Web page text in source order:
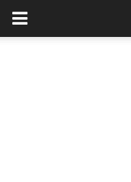
MaleMEN.pl